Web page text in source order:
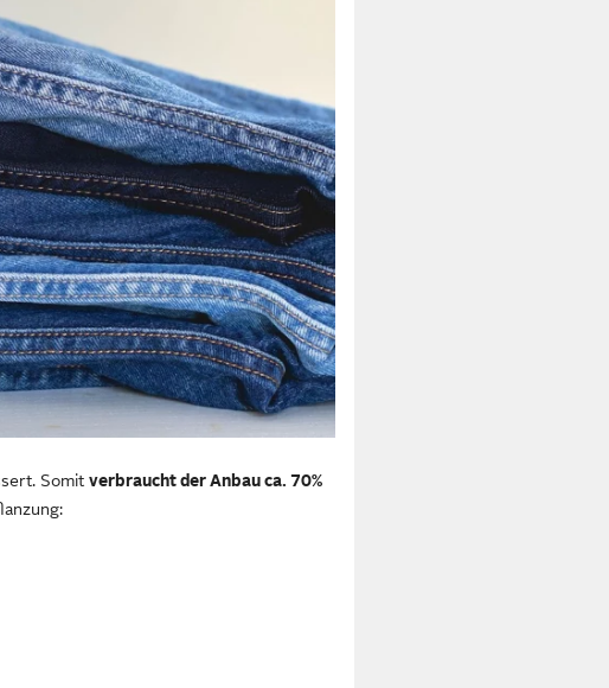
Somitverbraucht der Anbau ca. 70%